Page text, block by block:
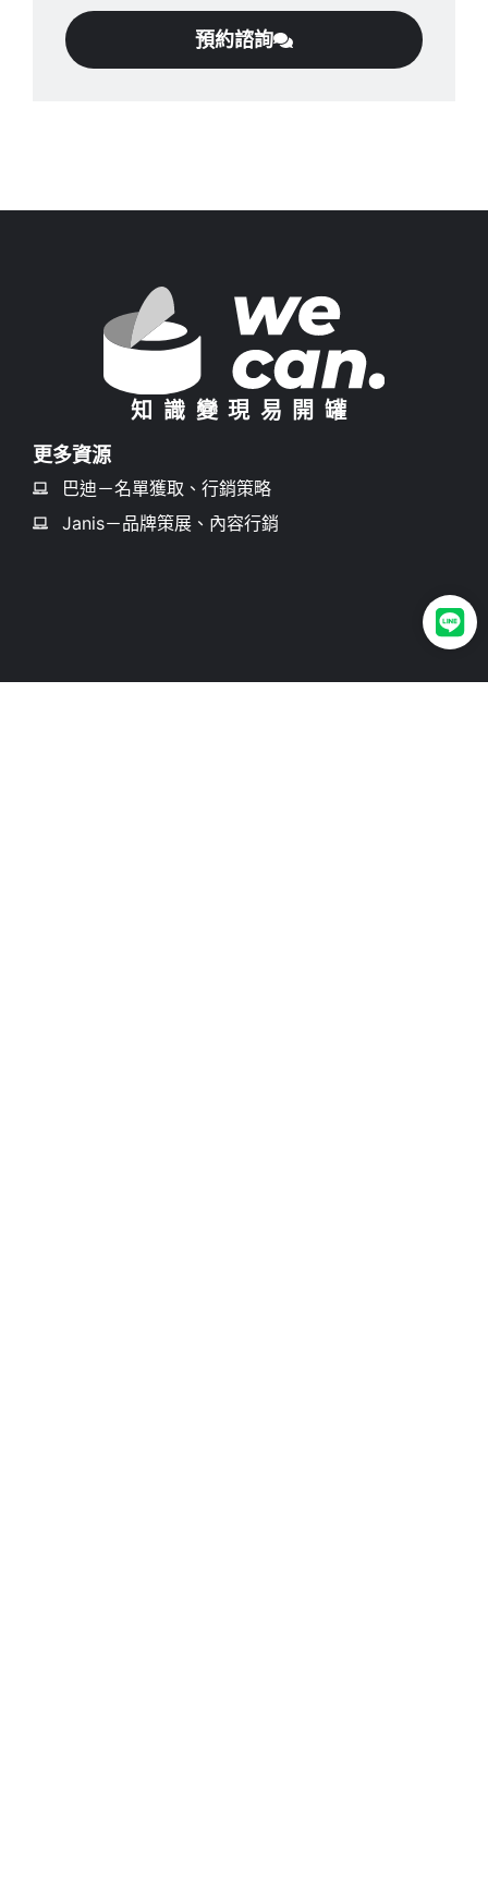
預約諮詢
知識變現易開罐
更多資源
巴迪－名單獲取、行銷策略
Janis－品牌策展、內容行銷